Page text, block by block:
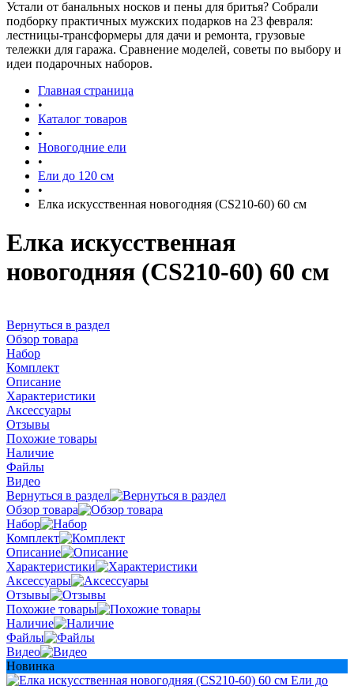
Устали от банальных носков и пены для бритья? Собрали
подборку практичных мужских подарков на 23 февраля:
лестницы-трансформеры для дачи и ремонта, грузовые
тележки для гаража. Сравнение моделей, советы по выбору и
идеи подарочных наборов.
Главная страница
•
Каталог товаров
•
Новогодние ели
•
Ели до 120 см
•
Елка искусственная новогодняя (CS210-60) 60 см
Елка искусственная
новогодняя (CS210-60) 60 см
Вернуться в раздел
Обзор товара
Набор
Комплект
Описание
Характеристики
Аксессуары
Отзывы
Похожие товары
Наличие
Файлы
Видео
Вернуться в раздел
Обзор товара
Набор
Комплект
Описание
Характеристики
Аксессуары
Отзывы
Похожие товары
Наличие
Файлы
Видео
Новинка